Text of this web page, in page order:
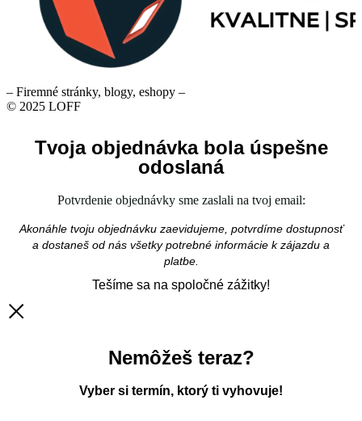
– Firemné stránky, blogy, eshopy –
© 2025 LOFF
Tvoja objednávka bola úspešne
odoslaná
Potvrdenie objednávky sme zaslali na tvoj email:
Akonáhle tvoju objednávku zaevidujeme, potvrdíme dostupnosť
a dostaneš od nás všetky potrebné informácie k zájazdu a
platbe.
Tešíme sa na spoločné zážitky!
Nemôžeš teraz?
Vyber si termín, ktorý ti vyhovuje!